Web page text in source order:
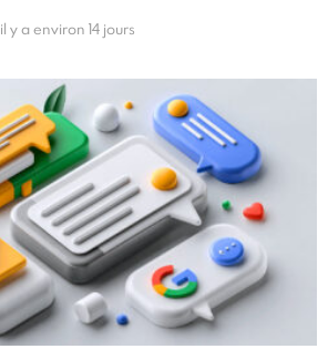
il y a environ 14 jours